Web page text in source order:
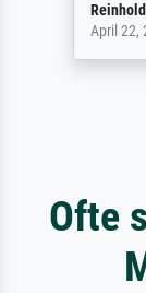
April 22,
Ofte